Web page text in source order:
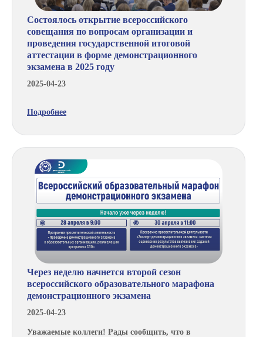
Состоялось открытие всероссийского
совещания по вопросам организации и
проведения государственной итоговой
аттестации в форме демонстрационного
экзамена в 2025 году
2025-04-23
Подробнее
Через неделю начнется второй сезон
всероссийского образовательного марафона
демонстрационного экзамена
2025-04-23
Уважаемые коллеги! Рады сообщить, что в